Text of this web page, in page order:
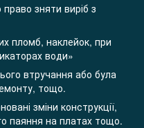
зняти виріб з
пломб, наклейок, при
води»
втручання або була
тощо.
зміни конструкції,
паяння на платах тощо.